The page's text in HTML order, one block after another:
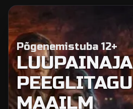
Põgenemistuba 12+
MAAILM